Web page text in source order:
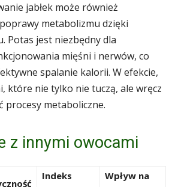
jabłek może również
metabolizmu dzięki
Potas jest niezbędny dla
mięśni i nerwów, co
spalanie kalorii. W efekcie,
które nie tylko nie tuczą, ale wręcz
procesy metaboliczne.
z innymi owocami
Indeks
Wpływ na